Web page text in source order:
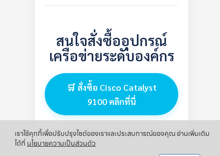
สนใจสั่งซื้ออุปกรณ์
เครือข่ายระดับองค์กร
🛒 สั่งซื้อ Cisco Catalyst
9100 คลิกที่นี่
เราใช้คุกกี้เพื่อปรับปรุงไซต์ของเราและประสบการณ์ของคุณ อ่านเพิ่มเติม
ได้ที่ นโยบายความเป็นส่วนตัว